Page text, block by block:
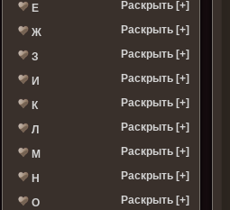
Е Раскрыть [+]
Ж Раскрыть [+]
З Раскрыть [+]
И Раскрыть [+]
К Раскрыть [+]
Л Раскрыть [+]
М Раскрыть [+]
Н Раскрыть [+]
О Раскрыть [+]